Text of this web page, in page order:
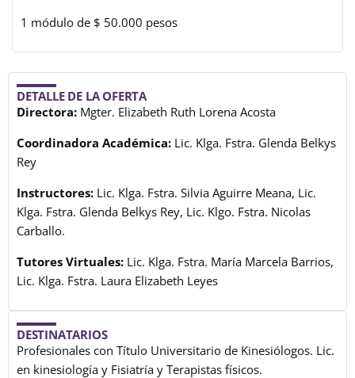
1 módulo de $ 50.000 pesos
DETALLE DE LA OFERTA
Directora: Mgter. Elizabeth Ruth Lorena Acosta
Coordinadora Académica: Lic. Klga. Fstra. Glenda Belkys
Rey
Instructores: Lic. Klga. Fstra. Silvia Aguirre Meana, Lic.
Klga. Fstra. Glenda Belkys Rey, Lic. Klgo. Fstra. Nicolas
Carballo.
Tutores Virtuales: Lic. Klga. Fstra. María Marcela Barrios,
Lic. Klga. Fstra. Laura Elizabeth Leyes
DESTINATARIOS
Profesionales con Título Universitario de Kinesiólogos. Lic.
en kinesiología y Fisiatría y Terapistas físicos.